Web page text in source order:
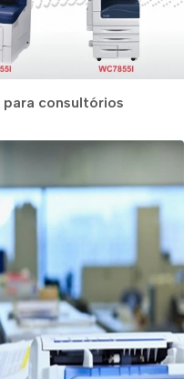
para consultórios